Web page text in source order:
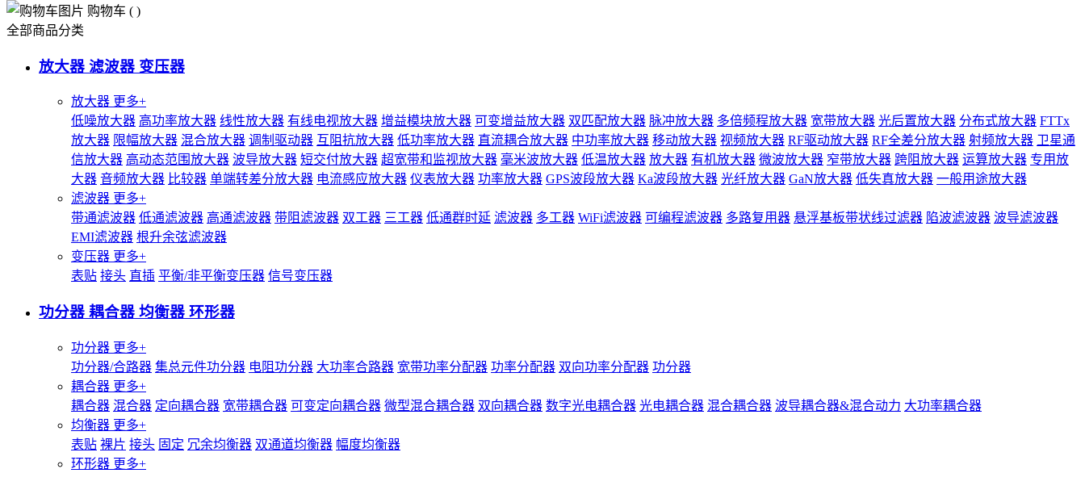
购物车 ( )
全部商品分类
放大器 滤波器 变压器
放大器 更多+
低噪放大器 高功率放大器 线性放大器 有线电视放大器 增益模块放大器 可变增益放大器 双匹配放大器 脉冲放大器 多倍频程放大器 宽带放大器 光后置放大器 分布式放大器 FTTx
放大器 限幅放大器 混合放大器 调制驱动器 互阻抗放大器 低功率放大器 直流耦合放大器 中功率放大器 移动放大器 视频放大器 RF驱动放大器 RF全差分放大器 射频放大器 卫星通
信放大器 高动态范围放大器 波导放大器 短交付放大器 超宽带和监视放大器 毫米波放大器 低温放大器 放大器 有机放大器 微波放大器 窄带放大器 跨阻放大器 运算放大器 专用放
大器 音频放大器 比较器 单端转差分放大器 电流感应放大器 仪表放大器 功率放大器 GPS波段放大器 Ka波段放大器 光纤放大器 GaN放大器 低失真放大器 一般用途放大器
滤波器 更多+
带通滤波器 低通滤波器 高通滤波器 带阻滤波器 双工器 三工器 低通群时延 滤波器 多工器 WiFi滤波器 可编程滤波器 多路复用器 悬浮基板带状线过滤器 陷波滤波器 波导滤波器
EMI滤波器 根升余弦滤波器
变压器 更多+
表贴 接头 直插 平衡/非平衡变压器 信号变压器
功分器 耦合器 均衡器 环形器
功分器 更多+
功分器/合路器 集总元件功分器 电阻功分器 大功率合路器 宽带功率分配器 功率分配器 双向功率分配器 功分器
耦合器 更多+
耦合器 混合器 定向耦合器 宽带耦合器 可变定向耦合器 微型混合耦合器 双向耦合器 数字光电耦合器 光电耦合器 混合耦合器 波导耦合器&混合动力 大功率耦合器
均衡器 更多+
表贴 裸片 接头 固定 冗余均衡器 双通道均衡器 幅度均衡器
环形器 更多+